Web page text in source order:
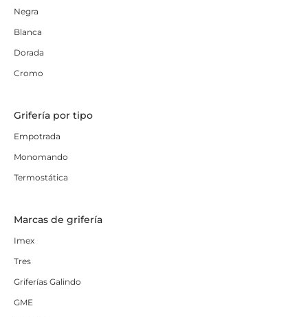
Negra
Blanca
Dorada
Cromo
Grifería por tipo
Empotrada
Monomando
Termostática
Marcas de grifería
Imex
Tres
Griferías Galindo
GME